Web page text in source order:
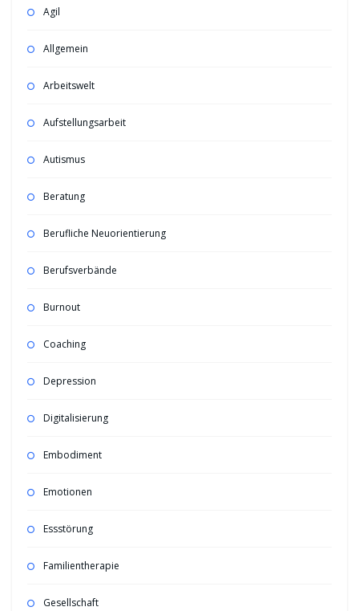
Agil
Allgemein
Arbeitswelt
Aufstellungsarbeit
Autismus
Beratung
Berufliche Neuorientierung
Berufsverbände
Burnout
Coaching
Depression
Digitalisierung
Embodiment
Emotionen
Essstörung
Familientherapie
Gesellschaft